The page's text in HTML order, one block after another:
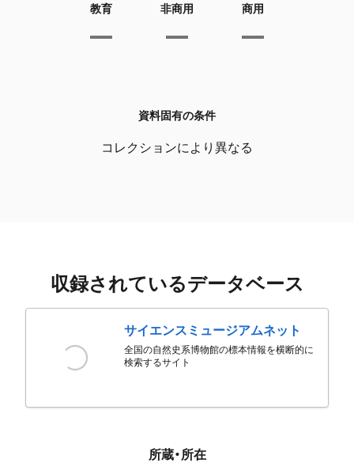
教育 非商用 商用
資料固有の条件
コレクションにより異なる
収録されているデータベース
サイエンスミュージアムネット
全国の自然史系博物館の標本情報を横断的に
検索するサイト
所蔵・所在